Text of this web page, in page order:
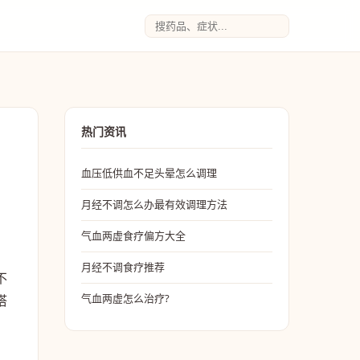
热门资讯
血压低供血不足头晕怎么调理
月经不调怎么办最有效调理方法
气血两虚食疗偏方大全
月经不调食疗推荐
气血两虚怎么治疗?